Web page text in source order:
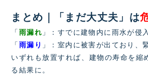
まとめ｜「まだ大丈夫」は
「 雨漏れ 」：すでに建物内に雨水が侵
「 雨漏り 」：室内に被害が出ており、
いずれも放置すれば、建物の寿命を縮
る結果に。